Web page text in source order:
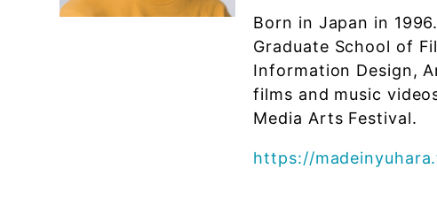
Born in Japan in
Graduate School of
Information Design,
films and music
Media Arts Festival.
https://